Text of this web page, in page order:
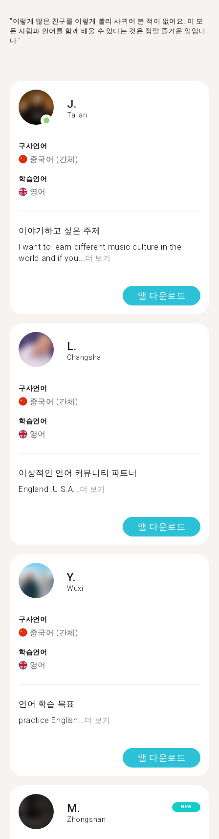
"이렇게 많은 친구를 이렇게 빨리 사귀어 본 적이 없어요. 이 모
든 사람과 언어를 함께 배울 수 있다는 것은 정말 즐거운 일입니
다."
J.
Tai'an
구사언어
중국어 (간체)
학습언어
영어
이야기하고 싶은 주제
l want to learn different music culture in the
world and if you...더 보기
앱 다운로드
L.
Changsha
구사언어
중국어 (간체)
학습언어
영어
이상적인 언어 커뮤니티 파트너
England .U.S.A...더 보기
앱 다운로드
Y.
Wuxi
구사언어
중국어 (간체)
학습언어
영어
언어 학습 목표
practice English...더 보기
앱 다운로드
M.
Zhongshan
NEW